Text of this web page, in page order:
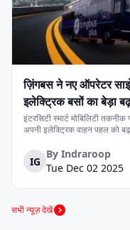
में आसानी होती है।
ज़िंगबस ने नए ऑपरेटर
इलेक्ट्रिक बसों का बेड़ा
इंटरसिटी स्मार्ट मोबिलिटी
अपनी इलेक्ट्रिक वाहन पहल को
कि पूरी तरह से खुद की बसें चलाए।
स्वामित्व, कंपनी-के-ऑपरेटेड मॉडल
IG
By Indraroop
Tue Dec 02 2025
सभी न्यूज़ देखें